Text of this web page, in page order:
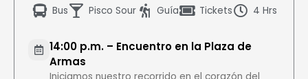
Bus Pisco Sour Guía Tickets 4 Hrs
14:00 p.m. – Encuentro en la Plaza de
Armas